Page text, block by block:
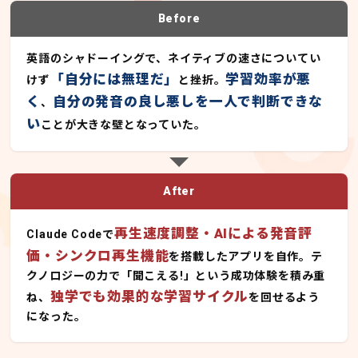
Before
英語のシャドーイングで、ネイティブの速さについてい
けず
「自分には無理だ」 と挫折。学習効率が悪
く、
自分の発音の良し悪しを一人で判断できな
いことが大きな壁となっていた。
After
Claude Codeで再生速度調整・AIによる発音評
価・シンクロ再生機能を搭載したアプリを自作。テ
クノロジーの力で「聞こえる!」という成功体験を積み重
ね、独学でも効果的な学習サイクルを回せるよう
になった。